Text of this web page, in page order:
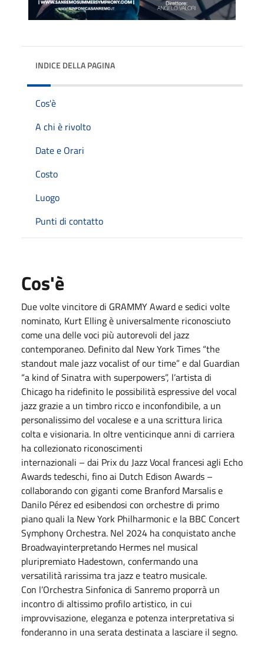
INDICE DELLA PAGINA
Cos'è
A chi è rivolto
Date e Orari
Costo
Luogo
Punti di contatto
Cos'è
Due volte vincitore di GRAMMY Award e sedici volte
nominato, Kurt Elling è universalmente riconosciuto
come una delle voci più autorevoli del jazz
contemporaneo. Definito dal New York Times “the
standout male jazz vocalist of our time” e dal Guardian
“a kind of Sinatra with superpowers”, l’artista di
Chicago ha ridefinito le possibilità espressive del vocal
jazz grazie a un timbro ricco e inconfondibile, a un
personalissimo del vocalese e a una scrittura lirica
colta e visionaria. In oltre venticinque anni di carriera
ha collezionato riconoscimenti
internazionali – dai Prix du Jazz Vocal francesi agli Echo
Awards tedeschi, fino ai Dutch Edison Awards –
collaborando con giganti come Branford Marsalis e
Danilo Pérez ed esibendosi con orchestre di primo
piano quali la New York Philharmonic e la BBC Concert
Symphony Orchestra. Nel 2024 ha conquistato anche
Broadwayinterpretando Hermes nel musical
pluripremiato Hadestown, confermando una
versatilità rarissima tra jazz e teatro musicale.
Con l’Orchestra Sinfonica di Sanremo proporrà un
incontro di altissimo profilo artistico, in cui
improvvisazione, eleganza e potenza interpretativa si
fonderanno in una serata destinata a lasciare il segno.